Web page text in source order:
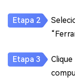
Clique